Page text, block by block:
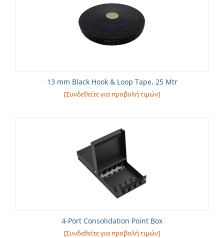
13 mm Black Hook & Loop Tape, 25 Mtr
[Συνδεθείτε για προβολή τιμών]
4-Port Consolidation Point Box
[Συνδεθείτε για προβολή τιμών]